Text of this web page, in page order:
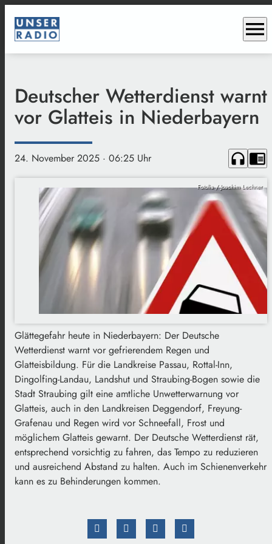
menu
Deutscher Wetterdienst warnt
vor Glatteis in Niederbayern
24. November 2025 · 06:25 Uhr headphones chrome_reader_mode
Fotolia / Joachim Lechner
Glättegefahr heute in Niederbayern: Der Deutsche
Wetterdienst warnt vor gefrierendem Regen und
Glatteisbildung. Für die Landkreise Passau, Rottal-Inn,
Dingolfing-Landau, Landshut und Straubing-Bogen sowie die
Stadt Straubing gilt eine amtliche Unwetterwarnung vor
Glatteis, auch in den Landkreisen Deggendorf, Freyung-
Grafenau und Regen wird vor Schneefall, Frost und
möglichem Glatteis gewarnt. Der Deutsche Wetterdienst rät,
entsprechend vorsichtig zu fahren, das Tempo zu reduzieren
und ausreichend Abstand zu halten. Auch im Schienenverkehr
kann es zu Behinderungen kommen.